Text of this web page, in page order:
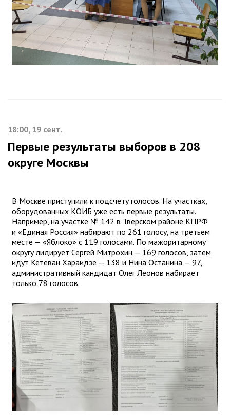
18:00, 19 сент.
Первые результаты выборов в 208
округе Москвы
В Москве приступили к подсчету голосов. На участках,
оборудованных КОИБ уже есть первые результаты.
Например, на участке № 142 в Тверском районе КПРФ
и «Единая Россия» набирают по 261 голосу, на третьем
месте — «Яблоко» с 119 голосами. По мажоритарному
округу лидирует Сергей Митрохин — 169 голосов, затем
идут Кетеван Хараидзе — 138 и Нина Останина — 97,
административный кандидат Олег Леонов набирает
только 78 голосов.